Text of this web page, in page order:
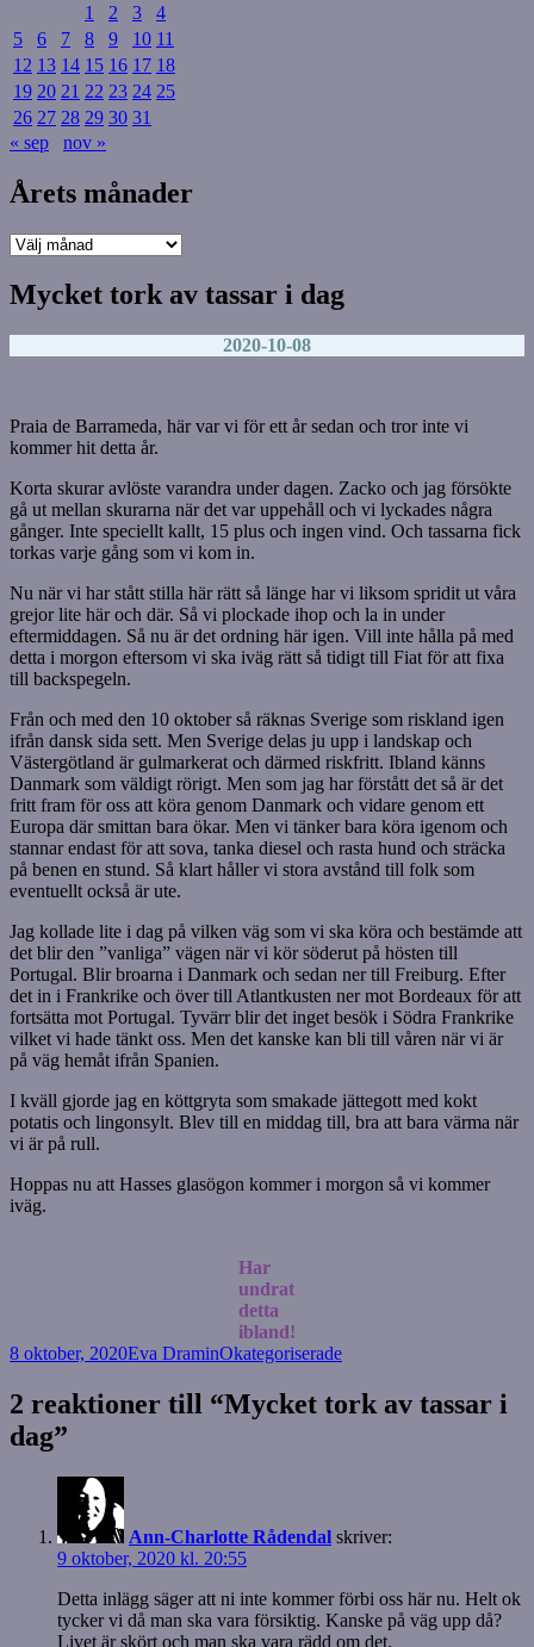
1
2 3
4
5
6 7 8 9 10 11
12 13 14 15 16 17 18
19 20 21 22 23 24 25
26 27 28 29 30 31
« sep
nov »
Årets månader
Årets
Mycket tork av tassar i dag
2020-10-08
Praia de Barrameda, här var vi för ett år sedan och tror inte vi
kommer hit detta år.
Korta skurar avlöste varandra under dagen. Zacko och jag försökte
gå ut mellan skurarna när det var uppehåll och vi lyckades några
gånger. Inte speciellt kallt, 15 plus och ingen vind. Och tassarna fick
torkas varje gång som vi kom in.
Nu när vi har stått stilla här rätt så länge har vi liksom spridit ut våra
grejor lite här och där. Så vi plockade ihop och la in under
eftermiddagen. Så nu är det ordning här igen. Vill inte hålla på med
detta i morgon eftersom vi ska iväg rätt så tidigt till Fiat för att fixa
till backspegeln.
Från och med den 10 oktober så räknas Sverige som riskland igen
ifrån dansk sida sett. Men Sverige delas ju upp i landskap och
Västergötland är gulmarkerat och därmed riskfritt. Ibland känns
Danmark som väldigt rörigt. Men som jag har förstått det så är det
fritt fram för oss att köra genom Danmark och vidare genom ett
Europa där smittan bara ökar. Men vi tänker bara köra igenom och
stannar endast för att sova, tanka diesel och rasta hund och sträcka
på benen en stund. Så klart håller vi stora avstånd till folk som
eventuellt också är ute.
Jag kollade lite i dag på vilken väg som vi ska köra och bestämde att
det blir den ”vanliga” vägen när vi kör söderut på hösten till
Portugal. Blir broarna i Danmark och sedan ner till Freiburg. Efter
det in i Frankrike och över till Atlantkusten ner mot Bordeaux för att
fortsätta mot Portugal. Tyvärr blir det inget besök i Södra Frankrike
vilket vi hade tänkt oss. Men det kanske kan bli till våren när vi är
på väg hemåt ifrån Spanien.
I kväll gjorde jag en köttgryta som smakade jättegott med kokt
potatis och lingonsylt. Blev till en middag till, bra att bara värma när
vi är på rull.
Hoppas nu att Hasses glasögon kommer i morgon så vi kommer
iväg.
Har
undrat
detta
ibland!
Postat
8 oktober, 2020Författare
Eva DraminKategorier
Okategoriserade
2 reaktioner till “Mycket tork av tassar i
dag”
Ann-Charlotte Rådendal skriver:
9 oktober, 2020 kl. 20:55
Detta inlägg säger att ni inte kommer förbi oss här nu. Helt ok
tycker vi då man ska vara försiktig. Kanske på väg upp då?
Livet är skört och man ska vara rädd om det.